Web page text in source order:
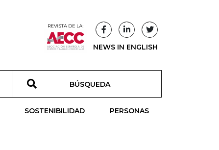
NEWS IN ENGLISH
SOSTENIBILIDAD PERSONAS